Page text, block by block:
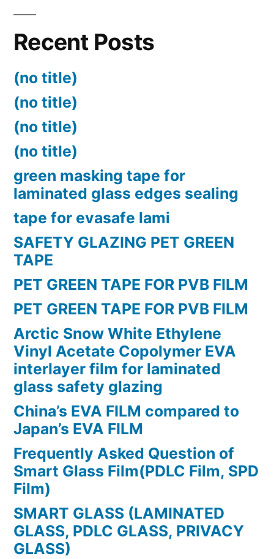
Recent Posts
(no title)
(no title)
(no title)
(no title)
green masking tape for
laminated glass edges sealing
tape for evasafe lami
SAFETY GLAZING PET GREEN
TAPE
PET GREEN TAPE FOR PVB FILM
PET GREEN TAPE FOR PVB FILM
Arctic Snow White Ethylene
Vinyl Acetate Copolymer EVA
interlayer film for laminated
glass safety glazing
China’s EVA FILM compared to
Japan’s EVA FILM
Frequently Asked Question of
Smart Glass Film(PDLC Film, SPD
Film)
SMART GLASS (LAMINATED
GLASS, PDLC GLASS, PRIVACY
GLASS)